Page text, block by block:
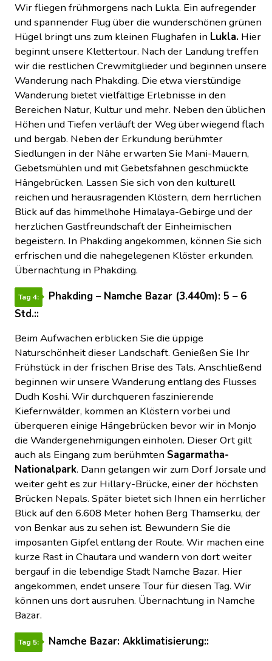
Wir fliegen frühmorgens nach Lukla. Ein aufregender
und spannender Flug über die wunderschönen grünen
Hügel bringt uns zum kleinen Flughafen in Lukla. Hier
beginnt unsere Klettertour. Nach der Landung treffen
wir die restlichen Crewmitglieder und beginnen unsere
Wanderung nach Phakding. Die etwa vierstündige
Wanderung bietet vielfältige Erlebnisse in den
Bereichen Natur, Kultur und mehr. Neben den üblichen
Höhen und Tiefen verläuft der Weg überwiegend flach
und bergab. Neben der Erkundung berühmter
Siedlungen in der Nähe erwarten Sie Mani-Mauern,
Gebetsmühlen und mit Gebetsfahnen geschmückte
Hängebrücken. Lassen Sie sich von den kulturell
reichen und herausragenden Klöstern, dem herrlichen
Blick auf das himmelhohe Himalaya-Gebirge und der
herzlichen Gastfreundschaft der Einheimischen
begeistern. In Phakding angekommen, können Sie sich
erfrischen und die nahegelegenen Klöster erkunden.
Übernachtung in Phakding.
Tag 4:
Phakding – Namche Bazar (3.440m): 5 – 6
Std.::
Beim Aufwachen erblicken Sie die üppige
Naturschönheit dieser Landschaft. Genießen Sie Ihr
Frühstück in der frischen Brise des Tals. Anschließend
beginnen wir unsere Wanderung entlang des Flusses
Dudh Koshi. Wir durchqueren faszinierende
Kiefernwälder, kommen an Klöstern vorbei und
überqueren einige Hängebrücken bevor wir in Monjo
die Wandergenehmigungen einholen. Dieser Ort gilt
auch als Eingang zum berühmten Sagarmatha-
Nationalpark. Dann gelangen wir zum Dorf Jorsale und
weiter geht es zur Hillary-Brücke, einer der höchsten
Brücken Nepals. Später bietet sich Ihnen ein herrlicher
Blick auf den 6.608 Meter hohen Berg Thamserku, der
von Benkar aus zu sehen ist. Bewundern Sie die
imposanten Gipfel entlang der Route. Wir machen eine
kurze Rast in Chautara und wandern von dort weiter
bergauf in die lebendige Stadt Namche Bazar. Hier
angekommen, endet unsere Tour für diesen Tag. Wir
können uns dort ausruhen. Übernachtung in Namche
Bazar.
Tag 5:
Namche Bazar: Akklimatisierung::